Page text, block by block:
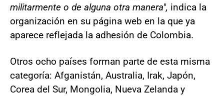
militarmente o de alguna otra manera", indica la
organización en su página web en la que ya
aparece reflejada la adhesión de Colombia.
Otros ocho países forman parte de esta misma
categoría: Afganistán, Australia, Irak, Japón,
Corea del Sur, Mongolia, Nueva Zelanda y